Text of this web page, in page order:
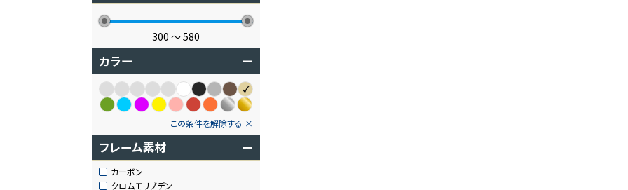
300 〜580
カラー ー
この条件を解除する
フレーム素材 ー
カーボン
クロムモリブデン